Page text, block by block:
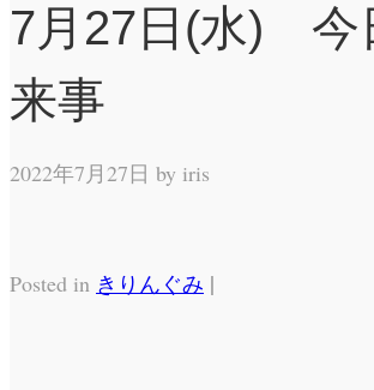
7月27日(水) 今
来事
2022年7月27日 by iris
Posted in きりんぐみ |